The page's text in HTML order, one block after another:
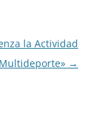
la Actividad
→